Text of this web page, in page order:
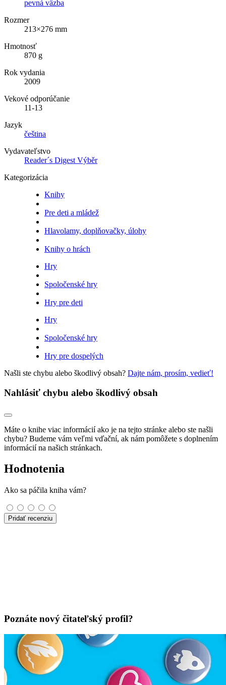
pevná väzba
Rozmer
213×276 mm
Hmotnosť
870 g
Rok vydania
2009
Vekové odporúčanie
11-13
Jazyk
čeština
Vydavateľstvo
Reader´s Digest Výběr
Kategorizácia
Knihy
Pre deti a mládež
Hlavolamy, doplňovačky, úlohy
Knihy o hrách
Hry
Spoločenské hry
Hry pre deti
Hry
Spoločenské hry
Hry pre dospelých
Našli ste chybu alebo škodlivý obsah? Dajte nám, prosím, vedieť!
Nahlásiť chybu alebo škodlivý obsah
Máte o knihe viac informácií ako je na tejto stránke alebo ste našli
chybu? Budeme vám veľmi vďační, ak nám pomôžete s doplnením
informácií na našich stránkach.
Hodnotenia
Ako sa páčila kniha vám?
Pridať recenziu
Poznáte nový čitateľský profil?